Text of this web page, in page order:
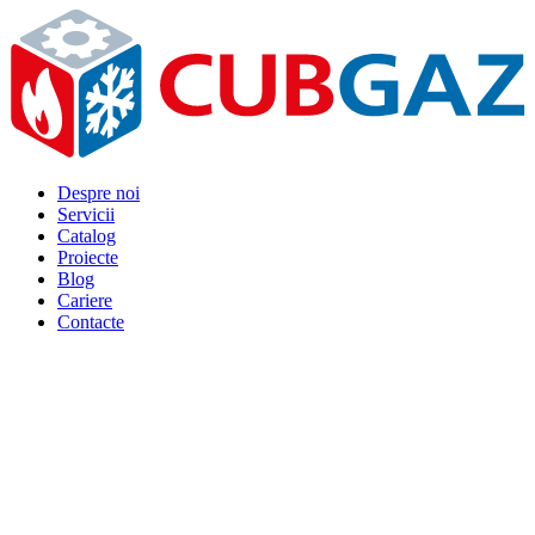
Despre noi
Servicii
Catalog
Proiecte
Blog
Cariere
Contacte